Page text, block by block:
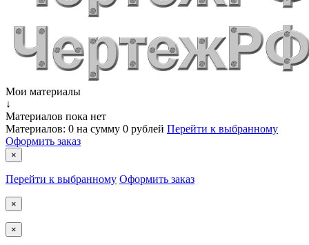
Мои материалы
↓
Материалов пока нет
Материалов: 0 на сумму 0 рублей Перейти к выбранному
Оформить заказ
×
Перейти к выбранному Оформить заказ
×
×